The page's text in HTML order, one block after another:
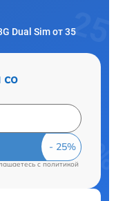
Dual Sim от 35
со
cполитикой